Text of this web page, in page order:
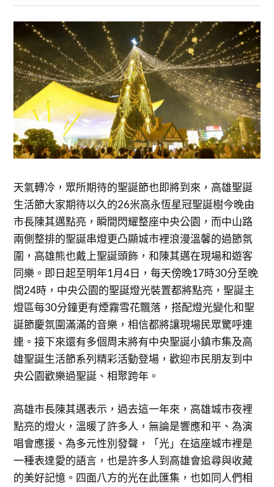
天氣轉冷，眾所期待的聖誕節也即將到來，高雄聖誕
生活節大家期待以久的26米高永恆星冠聖誕樹今晚由
市長陳其邁點亮，瞬間閃耀整座中央公園，而中山路
兩側整排的聖誕串燈更凸顯城市裡浪漫溫馨的過節氛
圍，高雄熊也戴上聖誕頭飾，和陳其邁在現場和遊客
同樂。即日起至明年1月4日，每天傍晚17時30分至晚
間24時，中央公園的聖誕燈光裝置都將點亮，聖誕主
燈區每30分鐘更有煙霧雪花飄落，搭配燈光變化和聖
誕節慶氛圍滿滿的音樂，相信都將讓現場民眾驚呼連
連。接下來還有多個周末將有中央聖誕小鎮市集及高
雄聖誕生活節系列精彩活動登場，歡迎市民朋友到中
央公園歡樂過聖誕、相聚跨年。
高雄市長陳其邁表示，過去這一年來，高雄城市夜裡
點亮的燈火，溫暖了許多人，無論是響應和平、為演
唱會應援、為多元性別發聲，「光」在這座城市裡是
一種表達愛的語言，也是許多人到高雄會追尋與收藏
的美好記憶。四面八方的光在此匯集，也如同人們相